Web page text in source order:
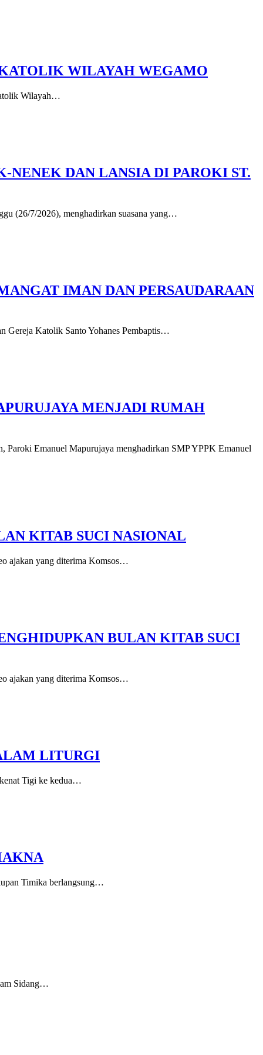
WILAYAH WEGAMO
Wilayah…
NENEK DAN LANSIA DI PAROKI ST.
(26/7/2026), menghadirkan suasana yang…
IMAN DAN PERSAUDARAAN
Katolik Santo Yohanes Pembaptis…
MENJADI RUMAH
Emanuel Mapurujaya menghadirkan SMP YPPK Emanuel
KITAB SUCI NASIONAL
ajakan yang diterima Komsos…
BULAN KITAB SUCI
ajakan yang diterima Komsos…
LITURGI
Tigi ke kedua…
Timika berlangsung…
Sidang…